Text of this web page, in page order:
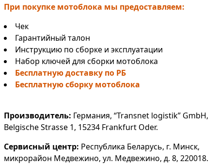
При покупке мотоблока мы предоставляем:
Чек
Гарантийный талон
Инструкцию по сборке и эксплуатации
Набор ключей для сборки мотоблока
Бесплатную доставку по РБ
Бесплатную сборку мотоблока
Производитель: Германия, “Transnet logistik” GmbH,
Belgische Strasse 1, 15234 Frankfurt Oder.
Сервисный центр: Республика Беларусь, г. Минск,
микрорайон Медвежино, ул. Медвежино, д. 8, 220018.